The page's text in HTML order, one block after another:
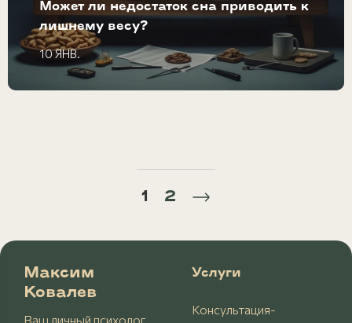
Может ли недостаток сна приводить к
лишнему весу?
10 ЯНВ.
1 2
Максим
Ковалев
Ваш личный психолог
Услуги
Консультация-